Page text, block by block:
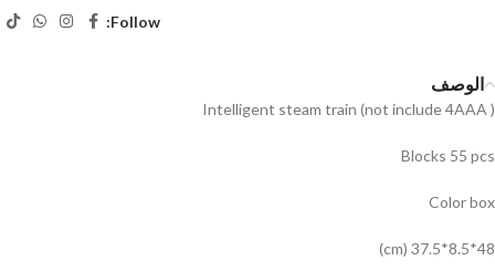
Follow:
الوصف
Intelligent steam train (not include 4AAA )
Blocks 55 pcs
Color box
48*8.5*37.5 (cm)